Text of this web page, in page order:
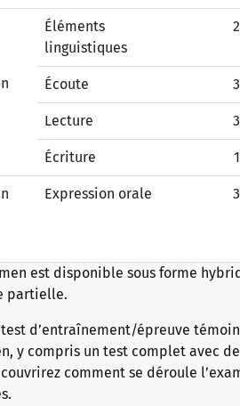
les certificats telc ?
de langue : assistance et FAQ
pédagogique
pour l’intégration
formation
Éléments
linguistiques
2
Écoute 3
Lecture 3
Écriture 1
Expression orale 3
est disponible sous forme
partielle.
test d’entraînement/épreuve
y compris un test complet avec
comment se déroule